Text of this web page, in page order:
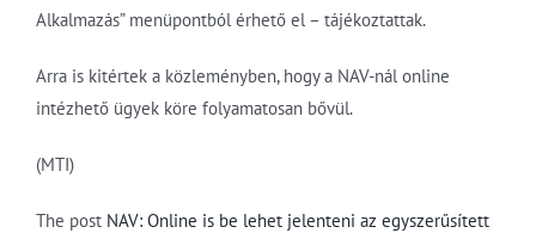
Alkalmazás” menüpontból érhető el – tájékoztattak.
Arra is kitértek a közleményben, hogy a NAV-nál online
intézhető ügyek köre folyamatosan bővül.
(MTI)
The post NAV: Online is be lehet jelenteni az egyszerűsített